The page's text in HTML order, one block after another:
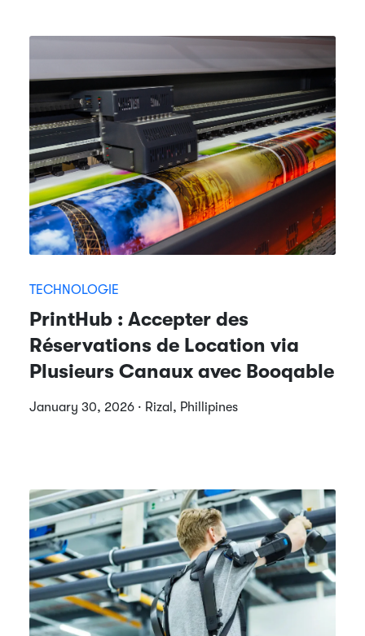
TECHNOLOGIE
PrintHub : Accepter des
Réservations de Location via
Plusieurs Canaux avec Booqable
January 30, 2026 · Rizal, Phillipines